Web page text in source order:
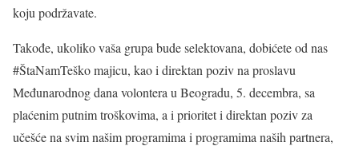
koju podržavate.
Takođe, ukoliko vaša grupa bude selektovana, dobićete od nas
#ŠtaNamTeško majicu, kao i direktan poziv na proslavu
Međunarodnog dana volontera u Beogradu, 5. decembra, sa
plaćenim putnim troškovima, a i prioritet i direktan poziv za
učešće na svim našim programima i programima naših partnera,